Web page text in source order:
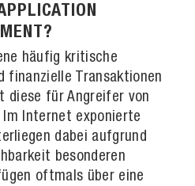
häufig kritische
finanzielle Transaktionen
diese für Angreifer von
Im Internet exponierte
dabei aufgrund
besonderen
oftmals über eine